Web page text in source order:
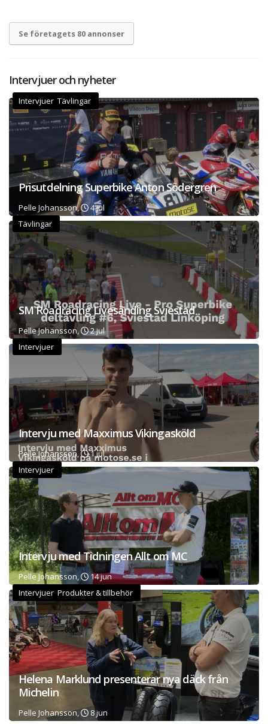
Se företagets 80 annonser
Intervjuer och nyheter
Intervjuer Tävlingar
Prisutdelning Superbike Anton Södergren
Pelle Johansson,
4 jul
Tävlingar
SM Roadracing Livesänding Sviestad
Pelle Johansson,
2 jul
Intervjuer
Intervju med Maxximus Vikingasköld
Pelle Johansson,
1 jul
Intervjuer
Intervju med Tidningen Allt om MC
Pelle Johansson,
14 jun
Intervjuer Produkter & tillbehör
Helena Marklund presenterar nya däck från
Michelin
Pelle Johansson, 8 jun